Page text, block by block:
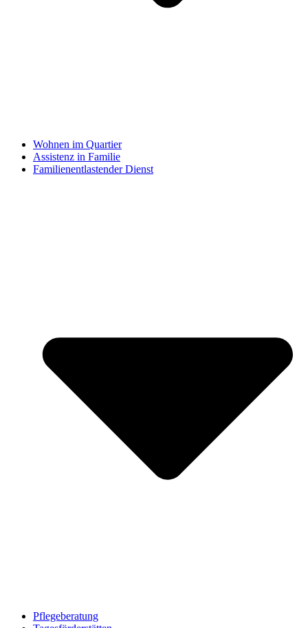
Wohnen im Quartier
Assistenz in Familie
Familienentlastender Dienst
Pflegeberatung